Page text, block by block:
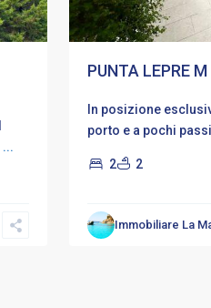
...
PUNTA LEPRE M
In posizione
porto e a pochi
2 2
Immobiliare La